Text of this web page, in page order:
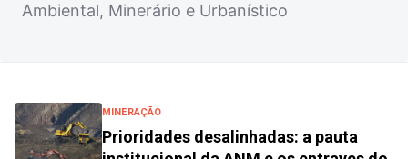
Ambiental, Minerário e Urbanístico
MINERAÇÃO
Prioridades desalinhadas: a pauta